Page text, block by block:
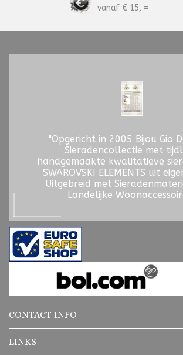
vanaf € 15, =
"Opgericht in 2005 Bijou Gio
Sieradencollectie met
handgemaakte kwalitatieve
SWAROVSKI ELEMENTS uit
Uitgebreid met
Landelijke
CONTACT INFO
LINKS